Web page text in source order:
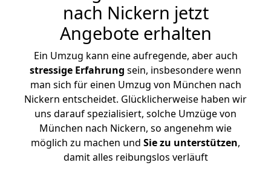
nach Nickern jetzt
Angebote erhalten
Ein Umzug kann eine aufregende, aber auch
stressige Erfahrung sein, insbesondere wenn
man sich für einen Umzug von München nach
Nickern entscheidet. Glücklicherweise haben wir
uns darauf spezialisiert, solche Umzüge von
München nach Nickern, so angenehm wie
möglich zu machen und Sie zu unterstützen,
damit alles reibungslos verläuft